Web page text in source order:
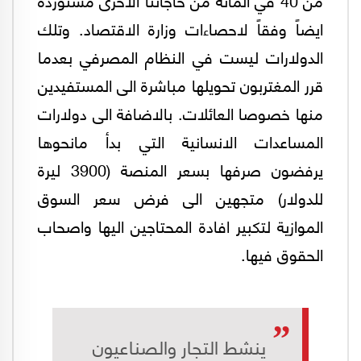
ايضاً وفقاً لاحصاءات وزارة الاقتصاد. وتلك
الدولارات ليست في النظام المصرفي بعدما
قرر المغتربون تحويلها مباشرة الى المستفيدين
منها خصوصا العائلات. بالاضافة الى دولارات
المساعدات الانسانية التي بدأ مانحوها
يرفضون صرفها بسعر المنصة (3900 ليرة
للدولار) متجهين الى فرض سعر السوق
الموازية لتكبير افادة المحتاجين اليها واصحاب
الحقوق فيها.
ينشط التجار والصناعيون